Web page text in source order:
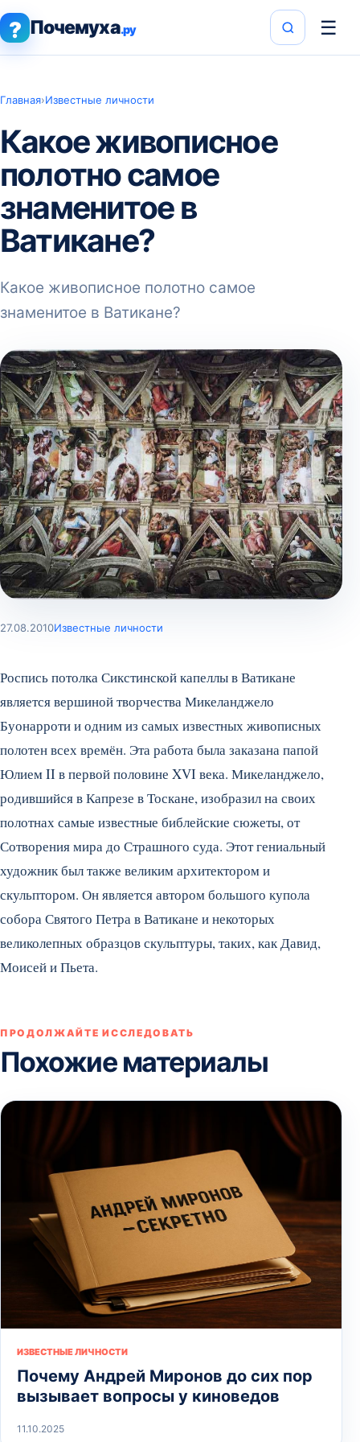
? Почемуха.ру ☰
Главная›Известные личности
Какое живописное
полотно самое
знаменитое в
Ватикане?
Какое живописное полотно самое
знаменитое в Ватикане?
27.08.2010Известные личности
Роспись потолка Сикстинской капеллы в Ватикане
является вершиной творчества Микеланджело
Буонарроти и одним из самых известных живописных
полотен всех времён. Эта работа была заказана папой
Юлием II в первой половине XVI века. Микеланджело,
родившийся в Капрезе в Тоскане, изобразил на своих
полотнах самые известные библейские сюжеты, от
Сотворения мира до Страшного суда. Этот гениальный
художник был также великим архитектором и
скульптором. Он является автором большого купола
собора Святого Петра в Ватикане и некоторых
великолепных образцов скульптуры, таких, как Давид,
Моисей и Пьета.
ПРОДОЛЖАЙТЕ ИССЛЕДОВАТЬ
Похожие материалы
ИЗВЕСТНЫЕ ЛИЧНОСТИ
Почему Андрей Миронов до сих пор
вызывает вопросы у киноведов
11.10.2025